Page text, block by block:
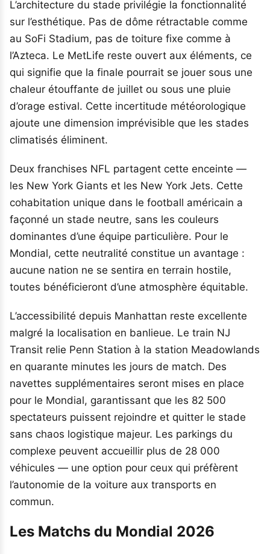
L’architecture du stade privilégie la fonctionnalité
sur l’esthétique. Pas de dôme rétractable comme
au SoFi Stadium, pas de toiture fixe comme à
l’Azteca. Le MetLife reste ouvert aux éléments, ce
qui signifie que la finale pourrait se jouer sous une
chaleur étouffante de juillet ou sous une pluie
d’orage estival. Cette incertitude météorologique
ajoute une dimension imprévisible que les stades
climatisés éliminent.
Deux franchises NFL partagent cette enceinte —
les New York Giants et les New York Jets. Cette
cohabitation unique dans le football américain a
façonné un stade neutre, sans les couleurs
dominantes d’une équipe particulière. Pour le
Mondial, cette neutralité constitue un avantage :
aucune nation ne se sentira en terrain hostile,
toutes bénéficieront d’une atmosphère équitable.
L’accessibilité depuis Manhattan reste excellente
malgré la localisation en banlieue. Le train NJ
Transit relie Penn Station à la station Meadowlands
en quarante minutes les jours de match. Des
navettes supplémentaires seront mises en place
pour le Mondial, garantissant que les 82 500
spectateurs puissent rejoindre et quitter le stade
sans chaos logistique majeur. Les parkings du
complexe peuvent accueillir plus de 28 000
véhicules — une option pour ceux qui préfèrent
l’autonomie de la voiture aux transports en
commun.
Les Matchs du Mondial 2026